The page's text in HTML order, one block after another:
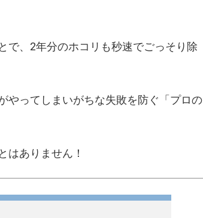
で、2年分のホコリも秒速でごっそり除
やってしまいがちな失敗を防ぐ「プロの
はありません！